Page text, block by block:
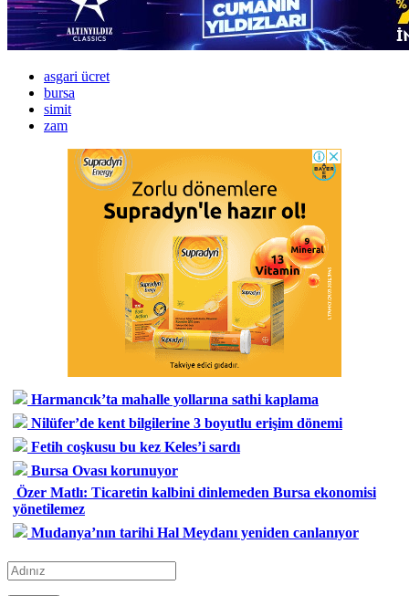
asgari ücret
bursa
simit
zam
Harmancık’ta mahalle yollarına sathi kaplama
Nilüfer’de kent bilgilerine 3 boyutlu erişim dönemi
Fetih coşkusu bu kez Keles’i sardı
Bursa Ovası korunuyor
Özer Matlı: Ticaretin kalbini dinlemeden Bursa ekonomisi
yönetilemez
Mudanya’nın tarihi Hal Meydanı yeniden canlanıyor